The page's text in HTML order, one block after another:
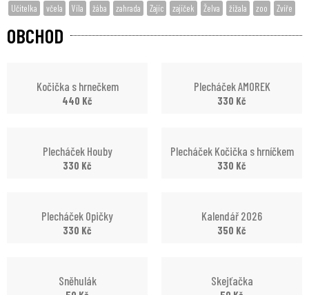
Učitelka
včela Víla žába zahrada Zajíc zajíček Želva žížala zoo Zvíře
OBCHOD
Kočička s hrnečkem
440 Kč
Plecháček AMOREK
330 Kč
Plecháček Houby
330 Kč
Plecháček Kočička s hrníčkem
330 Kč
Plecháček Opičky
330 Kč
Kalendář 2026
350 Kč
Sněhulák Skejťačka